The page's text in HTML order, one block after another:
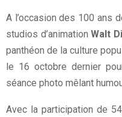
A l’occasion des 100 ans
studios d’animationWalt
panthéon de la culture
le 16 octobre dernier
séance photo mêlant
Avec la participation de